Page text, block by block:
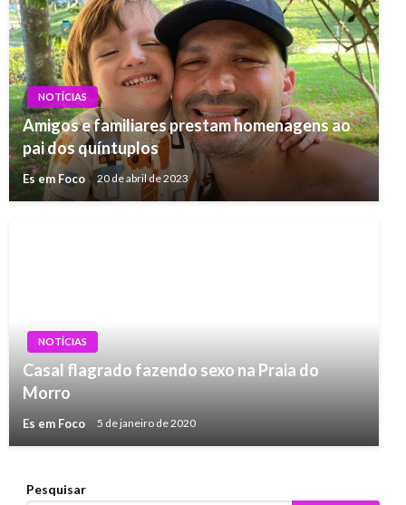
NOTÍCIAS
Amigos e familiares prestam homenagens ao
pai dos quíntuplos
Es em Foco 20 de abril de 2023
NOTÍCIAS
Casal flagrado fazendo sexo na Praia do
Morro
Es em Foco 5 de janeiro de 2020
Pesquisar